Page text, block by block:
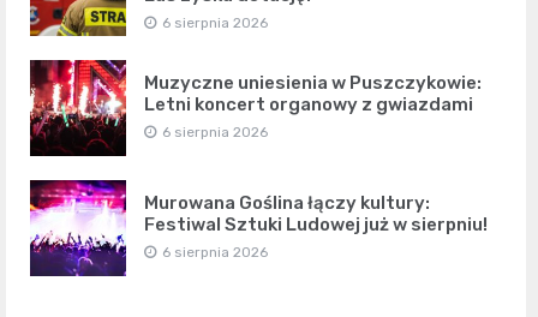
6 sierpnia 2026
Muzyczne uniesienia w Puszczykowie:
Letni koncert organowy z gwiazdami
6 sierpnia 2026
Murowana Goślina łączy kultury:
Festiwal Sztuki Ludowej już w sierpniu!
6 sierpnia 2026